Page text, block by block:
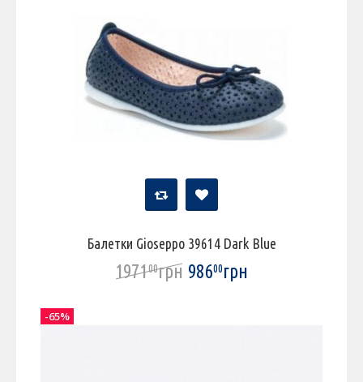
Балетки Gioseppo 39614 Dark Blue
197100грн 98600грн
-65%